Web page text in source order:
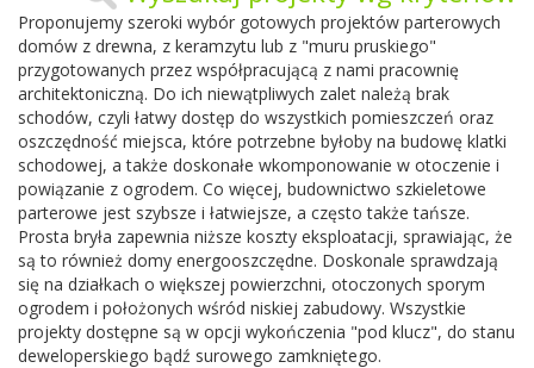
Proponujemy szeroki wybór gotowych projektów parterowych
domów z drewna, z keramzytu lub z "muru pruskiego"
przygotowanych przez współpracującą z nami pracownię
architektoniczną. Do ich niewątpliwych zalet należą brak
schodów, czyli łatwy dostęp do wszystkich pomieszczeń oraz
oszczędność miejsca, które potrzebne byłoby na budowę klatki
schodowej, a także doskonałe wkomponowanie w otoczenie i
powiązanie z ogrodem. Co więcej, budownictwo szkieletowe
parterowe jest szybsze i łatwiejsze, a często także tańsze.
Prosta bryła zapewnia niższe koszty eksploatacji, sprawiając, że
są to również domy energooszczędne. Doskonale sprawdzają
się na działkach o większej powierzchni, otoczonych sporym
ogrodem i położonych wśród niskiej zabudowy. Wszystkie
projekty dostępne są w opcji wykończenia "pod klucz", do stanu
deweloperskiego bądź surowego zamkniętego.